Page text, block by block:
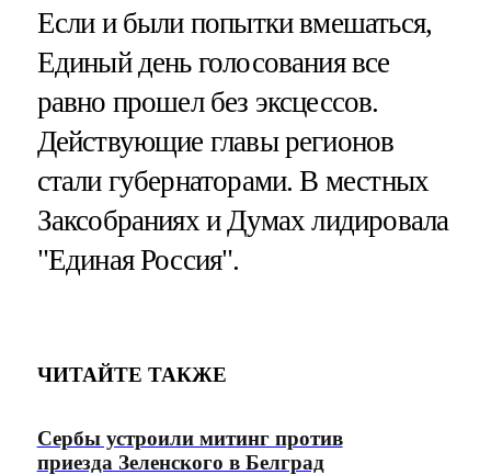
Если и были попытки вмешаться,
Единый день голосования все
равно прошел без эксцессов.
Действующие главы регионов
стали губернаторами. В местных
Заксобраниях и Думах лидировала
"Единая Россия".
ЧИТАЙТЕ ТАКЖЕ
Сербы устроили митинг против
приезда Зеленского в Белград